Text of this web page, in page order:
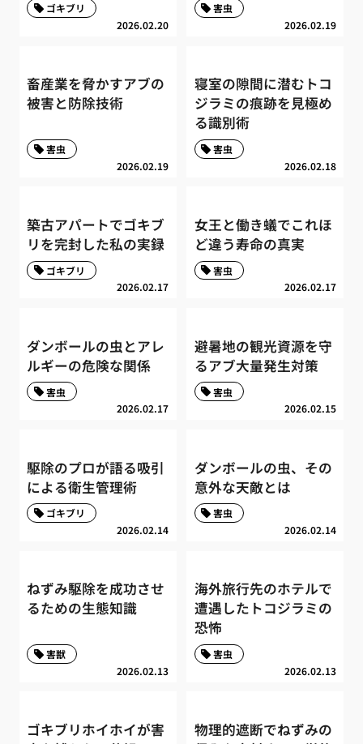
2026.02.20
ゴキブリ
2026.02.19
害虫
畜産業を脅かすアブの
被害と防除技術
2026.02.19
害虫
寝室の隙間に潜むトコ
ジラミの痕跡を見極め
る識別術
2026.02.18
害虫
築古アパートでゴキブ
リを完封した私の実録
2026.02.17
ゴキブリ
女王と働き蟻でこれほ
ど違う寿命の真実
2026.02.17
害虫
ダンボールの虫とアレ
ルギーの危険な関係
2026.02.17
害虫
避暑地の観光資源を守
るアブ大量発生対策
2026.02.15
害虫
駆除のプロが語る吸引
による衛生管理術
2026.02.14
ゴキブリ
ダンボールの虫、その
意外な天敵とは
2026.02.14
害虫
ねずみ駆除を成功させ
るための生態知識
2026.02.13
害獣
海外旅行先のホテルで
遭遇したトコジラミの
恐怖
2026.02.13
害虫
ゴキブリホイホイが害
物理的遮断でねずみの